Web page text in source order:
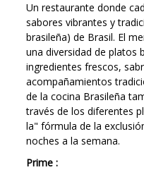
Unrestaurante donde
sabores vibrantes y
brasileña) de Brasil. El
una diversidad de platos
ingredientes frescos,
acompañamientos
de la cocina Brasileña
través de los diferentes
la" fórmula de la
noches a la semana.
Prime :